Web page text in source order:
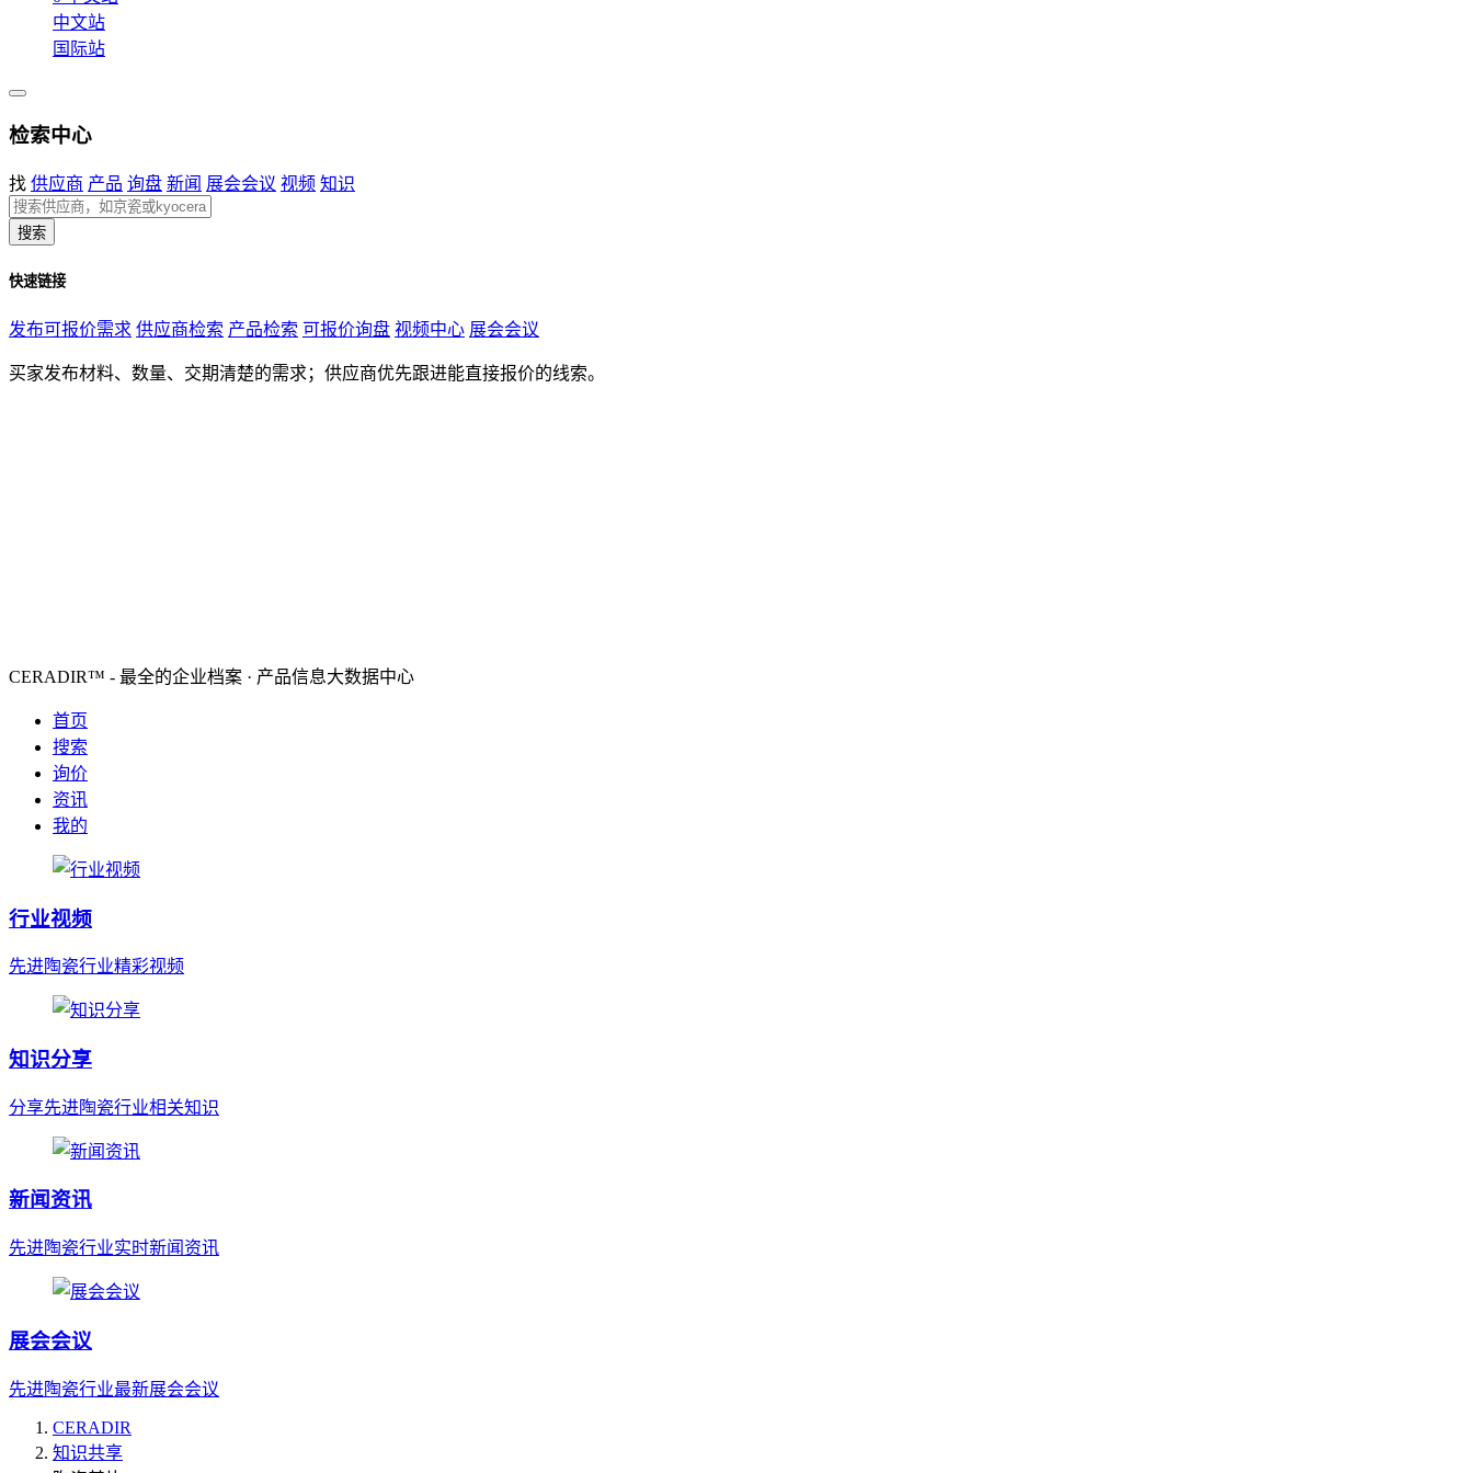
中文站
国际站
检索中心
找 供应商 产品 询盘 新闻 展会会议 视频 知识
搜索
快速链接
发布可报价需求 供应商检索 产品检索 可报价询盘 视频中心 展会会议
买家发布材料、数量、交期清楚的需求；供应商优先跟进能直接报价的线索。
CERADIR™ - 最全的企业档案 · 产品信息大数据中心
首页
搜索
询价
资讯
我的
行业视频
先进陶瓷行业精彩视频
知识分享
分享先进陶瓷行业相关知识
新闻资讯
先进陶瓷行业实时新闻资讯
展会会议
先进陶瓷行业最新展会会议
CERADIR
知识共享